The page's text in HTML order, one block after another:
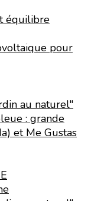
équilibre
pour
au naturel"
: grande
et Me Gustas